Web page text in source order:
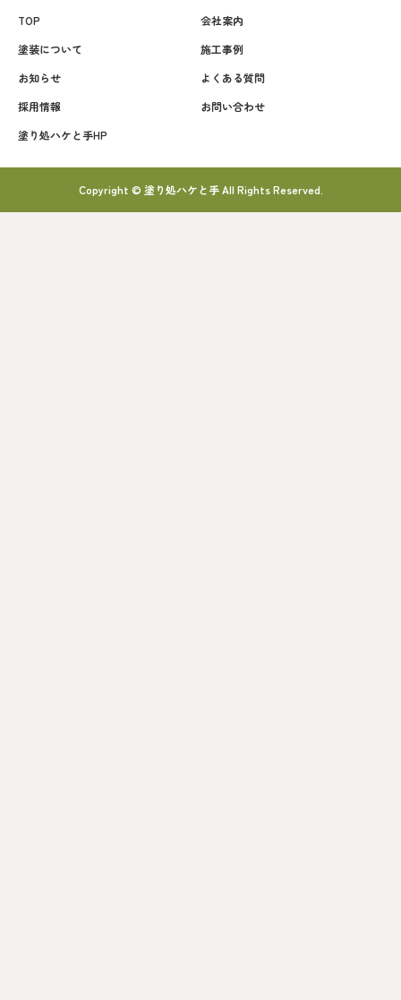
TOP
会社案内
塗装について
施工事例
お知らせ
よくある質問
採用情報
お問い合わせ
塗り処ハケと手HP
Copyright © 塗り処ハケと手 All Rights Reserved.